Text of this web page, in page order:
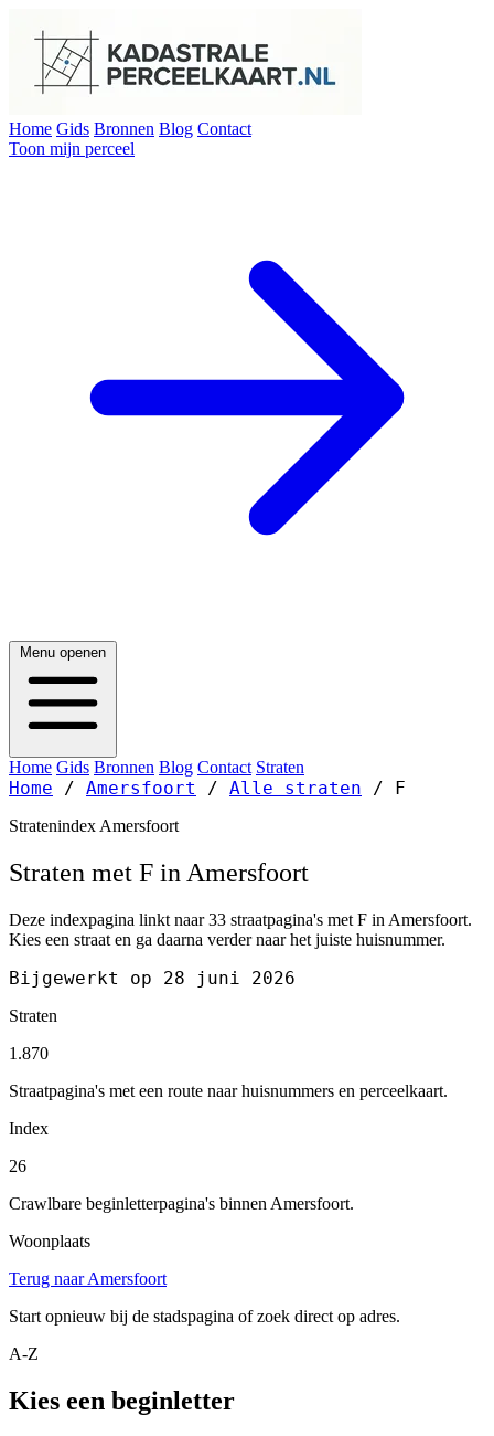
Home Gids Bronnen Blog Contact
Toon mijn perceel
Menu openen
Home Gids Bronnen Blog Contact Straten
Home / Amersfoort / Alle straten / F
Stratenindex Amersfoort
Straten met F in Amersfoort
Deze indexpagina linkt naar 33 straatpagina's met F in Amersfoort.
Kies een straat en ga daarna verder naar het juiste huisnummer.
Bijgewerkt op 28 juni 2026
Straten
1.870
Straatpagina's met een route naar huisnummers en perceelkaart.
Index
26
Crawlbare beginletterpagina's binnen Amersfoort.
Woonplaats
Terug naar Amersfoort
Start opnieuw bij de stadspagina of zoek direct op adres.
A-Z
Kies een beginletter